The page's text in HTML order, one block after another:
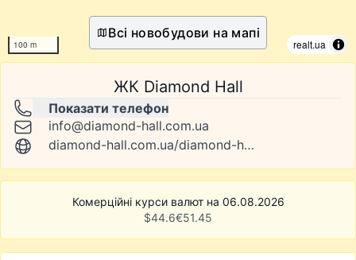
100 m realt.ua
Всі новобудови на мапі
ЖК Diamond Hall
Показати телефон
info@diamond-hall.com.ua
diamond-hall.com.ua/diamond-hall
Комерційні курси валют на 06.08.2026
$44.6€51.45